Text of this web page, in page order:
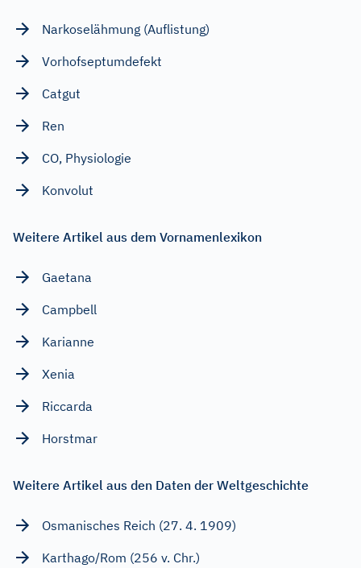
Narkoselähmung (Auflistung)
Vorhofseptumdefekt
Catgut
Ren
CO, Physiologie
Konvolut
Weitere Artikel aus dem Vornamenlexikon
Gaetana
Campbell
Karianne
Xenia
Riccarda
Horstmar
Weitere Artikel aus den Daten der Weltgeschichte
Osmanisches Reich (27. 4. 1909)
Karthago/Rom (256 v. Chr.)